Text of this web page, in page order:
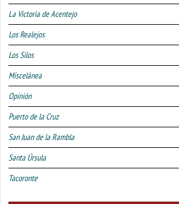
La Victoria de Acentejo
Los Realejos
Los Silos
Miscelánea
Opinión
Puerto de la Cruz
San Juan de la Rambla
Santa Úrsula
Tacoronte